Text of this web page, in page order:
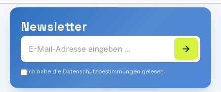
Newsletter
Ich habe die Datenschutzbestimmungen gelesen.